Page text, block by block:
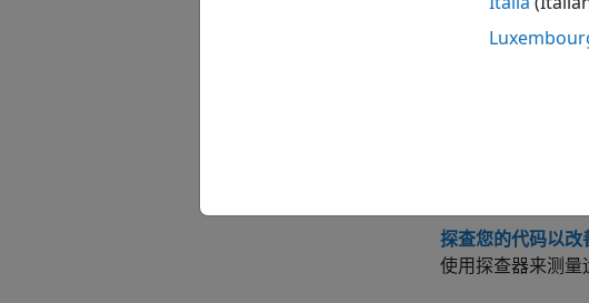
profile
bench
探查您的代码以改
使用探查器来测量